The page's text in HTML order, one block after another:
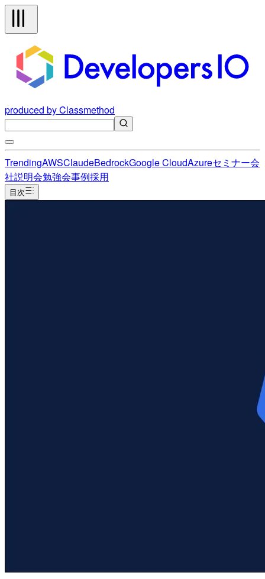
produced by Classmethod
TrendingAWSClaudeBedrockGoogle CloudAzureセミナー会
社説明会勉強会事例採用
目次